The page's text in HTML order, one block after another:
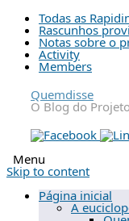
Todas as
Rascunhos
Notas sobre o
Activity
Members
Quemdisse
O Blog do
Menu
Skip to content
Página inicial
A